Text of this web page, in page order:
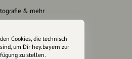
& mehr
& Branding
Anakin Design
Cookies, die technisch
um Dir hey.bayern zur
zu stellen.